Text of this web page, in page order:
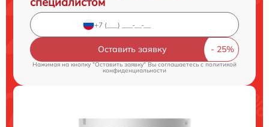
Оставить заявку
Нажимая на кнопку "Оставить заявку" Вы соглашаетесь cполитикой
конфиденциальности